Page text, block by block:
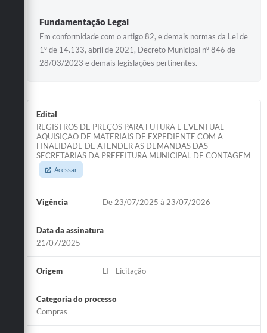
Fundamentação Legal
Em conformidade com o artigo 82, e demais normas da Lei de
1º de 14.133, abril de 2021, Decreto Municipal nº 846 de
28/03/2023 e demais legislações pertinentes.
Edital
REGISTROS DE PREÇOS PARA FUTURA E EVENTUAL
AQUISIÇÃO DE MATERIAIS DE EXPEDIENTE COM A
FINALIDADE DE ATENDER AS DEMANDAS DAS
SECRETARIAS DA PREFEITURA MUNICIPAL DE CONTAGEM
Acessar
Vigência De 23/07/2025 à 23/07/2026
Data da assinatura
21/07/2025
Origem LI - Licitação
Categoria do processo
Compras